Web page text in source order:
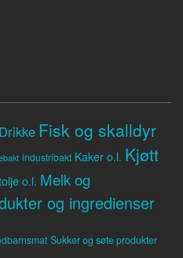
Drikke Fisk og skalldyr
industribakt Kaker o.l. Kjøtt
o.l. Melk og
og ingredienser
Sukker og søte produkter